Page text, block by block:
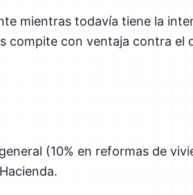
mientras todavía tiene la
compite con ventaja contra el
(10% en reformas de